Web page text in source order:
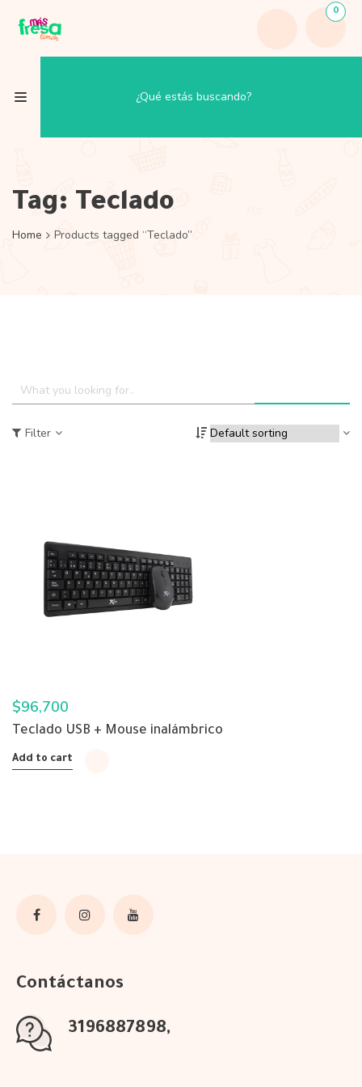
0
Tag: Teclado
Home Products tagged “Teclado”
Filter
$96,700
Teclado USB + Mouse inalámbrico
Add to cart
Contáctanos
3196887898